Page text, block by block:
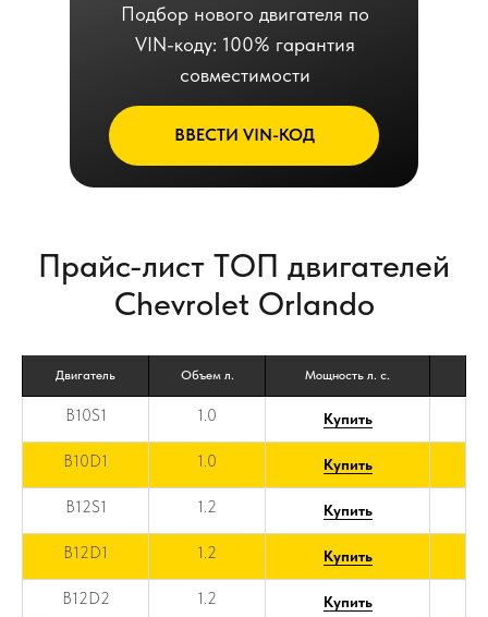
ВВЕСТИ VIN-КОД
Подбор нового двигателя по
VIN-коду: 100% гарантия
совместимости
Прайс-лист ТОП двигателей
Chevrolet Orlando
Двигатель Объем л. Мощность л. с.
B10S1 1.0 Купить
B10D1 1.0 Купить
B12S1 1.2 Купить
B12D1 1.2 Купить
B12D2 1.2 Купить